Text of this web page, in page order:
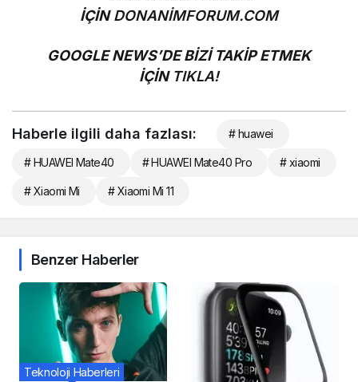
İÇİNDONANİMFORUM.COM
GOOGLE NEWS’DE BİZİ TAKİP ETMEK
İÇİN TIKLA!
Haberle ilgili daha fazlası: # huawei
# HUAWEI Mate40 # HUAWEI Mate40 Pro # xiaomi
# Xiaomi Mi # Xiaomi Mi 11
Benzer Haberler
Teknoloji Haberleri